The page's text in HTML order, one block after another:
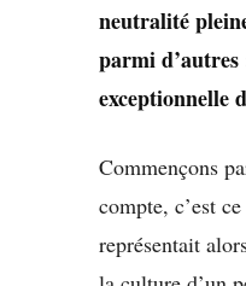
neutralité
parmi d’autres
exceptionnelle
Commençons
compte, c’est
représentait